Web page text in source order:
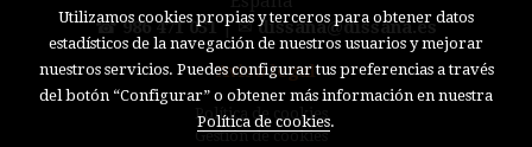
☎986 471 051| ✉dissana@dissana.es
Aviso legal
Política de cookies
Gestión de cookies
Utilizamos cookies propias y terceros para obtener datos
estadísticos de la navegación de nuestros usuarios y mejorar
nuestros servicios. Puedes configurar tus preferencias a través
del botón “Configurar” o obtener más información en nuestra
Política de cookies.